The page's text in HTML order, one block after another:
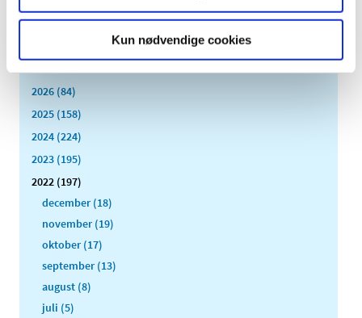
Kun nødvendige cookies
2026 (84)
2025 (158)
2024 (224)
2023 (195)
2022 (197)
december (18)
november (19)
oktober (17)
september (13)
august (8)
juli (5)